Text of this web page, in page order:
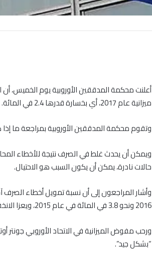
ميزانية عام 2017، أي بخسارة قدرها 2.4 في المائة.
وتقوم محكمة المدققين الأوروبية بمراجعة ما إذا
ويمكن أن يحدث غلط في الصرف نتيجة للأخطاء
حالات نادرة، يمكن أن يكون السبب هو الاحتيال.
2016 ونحو 3.8 في المائة في عام 2015، ويعزا الانخفاض في نسبة الأخطاء إلى أنظمة مراجعة أفضل.
ورحب مفوض الميزانية في الاتحاد الأوروبي جونتر
“بشكل جيد”.